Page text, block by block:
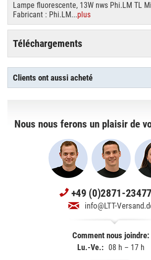
Lampe fluorescente, 13W nws Phi.LM TL
Fabricant : Phi.LM...plus
Téléchargements
Clients ont aussi acheté
Nous nous ferons un plaisir de
+49 (0)2871-
info@LTT-
Comment nous joindre:
Lu.-Ve.: 08 h – 17 h